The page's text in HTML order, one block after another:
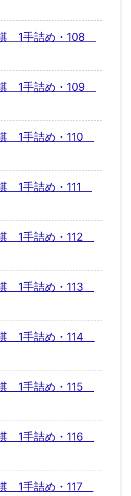
1手詰め・108
1手詰め・109
1手詰め・110
1手詰め・111
1手詰め・112
1手詰め・113
1手詰め・114
1手詰め・115
1手詰め・116
1手詰め・117